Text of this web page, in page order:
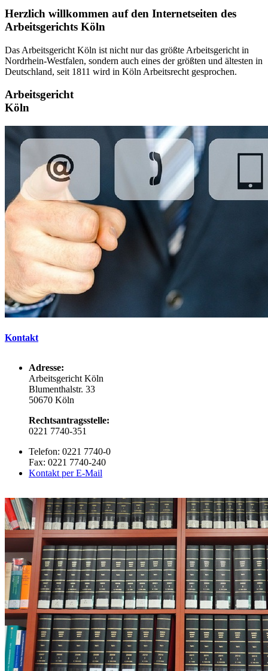
Herzlich willkommen auf den Internetseiten des
Arbeitsgerichts Köln
Das Arbeitsgericht Köln ist nicht nur das größte Arbeitsgericht in
Nordrhein-Westfalen, sondern auch eines der größten und ältesten in
Deutschland, seit 1811 wird in Köln Arbeitsrecht gesprochen.
Arbeitsgericht
Köln
Kontakt
Adresse:
Arbeitsgericht Köln
Blumenthalstr. 33
50670 Köln
Rechtsantragsstelle:
0221 7740-351
Telefon: 0221 7740-0
Fax: 0221 7740-240
Kontakt per E-Mail